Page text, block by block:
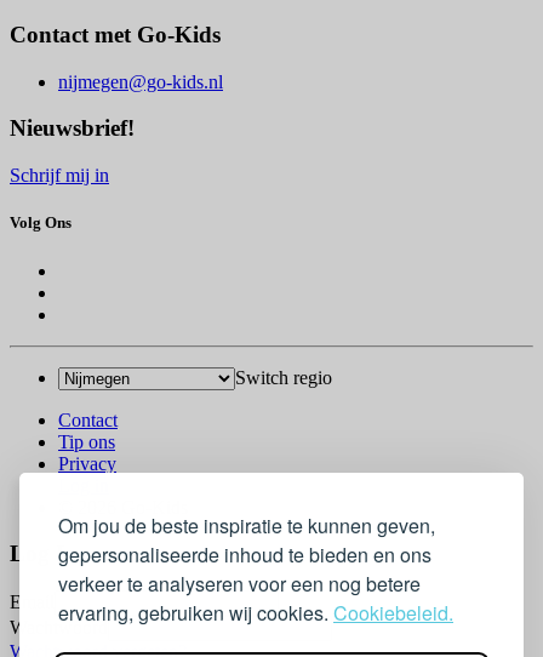
Om jou de beste inspiratie te kunnen geven,
gepersonaliseerde inhoud te bieden en ons
verkeer te analyseren voor een nog betere
ervaring, gebruiken wij cookies. Cookiebeleid.
Contact met Go-Kids
nijmegen@go-kids.nl
Nieuwsbrief!
Schrijf mij in
Volg Ons
Switch regio
Contact
Tip ons
Privacy
Log In
Email
Wachtwoord
Wachtwoord vergeten?